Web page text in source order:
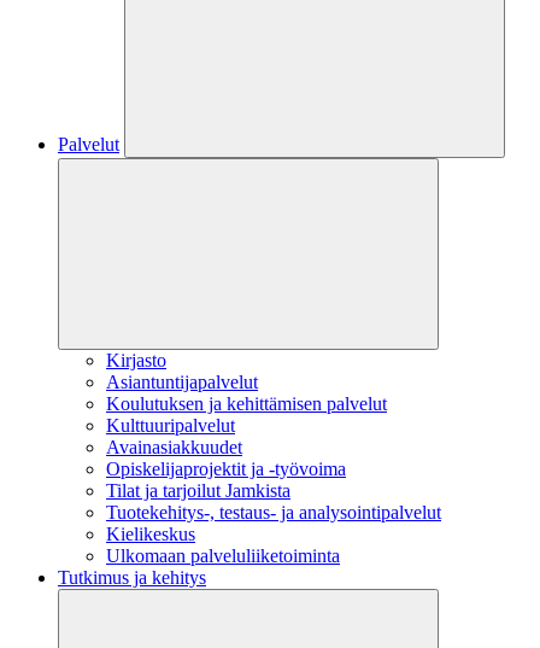
Palvelut
Kirjasto
Asiantuntijapalvelut
Koulutuksen ja kehittämisen palvelut
Kulttuuripalvelut
Avainasiakkuudet
Opiskelijaprojektit​ ja -työvoima
Tilat ja tarjoilut Jamkista
Tuotekehitys-, testaus- ja analysointipalvelut
Kielikeskus
Ulkomaan palveluliiketoiminta
Tutkimus ja kehitys